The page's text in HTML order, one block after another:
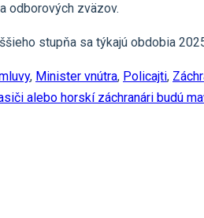
odborových zväzov.
stupňa sa týkajú obdobia
, Minister vnútra, Policajti,
alebo horskí záchranári budú